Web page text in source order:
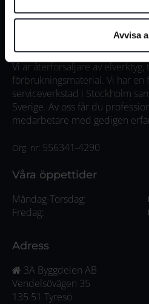
Avvisa
Vi är återförsäljare av
förbrukningsmaterial. Vi har en
serviceverkstad i Stockholm
Sverige. Av oss får du
medarbetare med gedigen
Org. nr: 556341-4290
Våra öppettider
Måndag-Torsdag:
Fredag:
Adress
3A Byggdelen AB
Vendelsövägen 35
135 51 Tyresö